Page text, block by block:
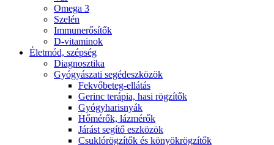
Omega 3
Szelén
Immunerősítők
D-vitaminok
Életmód, szépség
Diagnosztika
Gyógyászati segédeszközök
Fekvőbeteg-ellátás
Gerinc terápia, hasi rögzítők
Gyógyharisnyák
Hőmérők, lázmérők
Járást segítő eszközök
Csuklórögzítők és könyökrögzítők